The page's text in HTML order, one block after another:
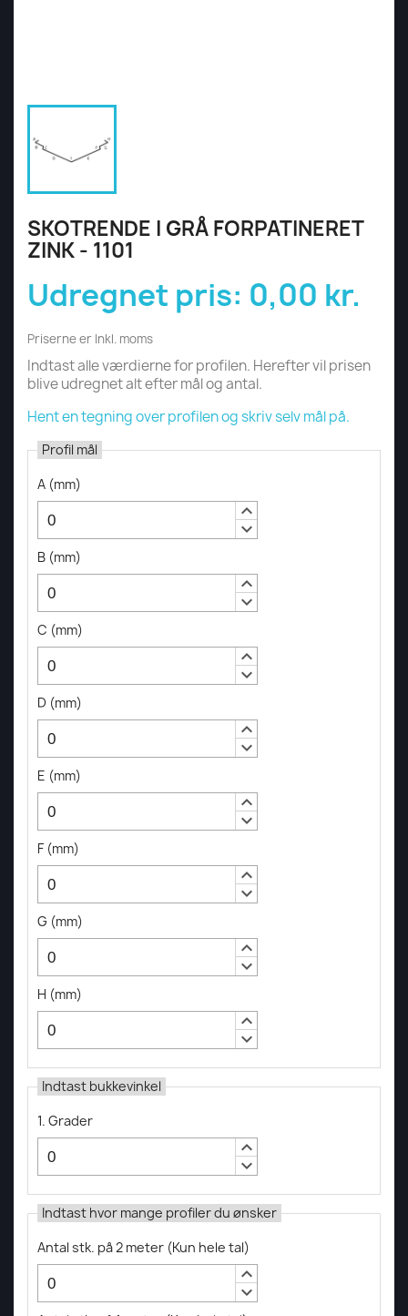
SKOTRENDE I GRÅ FORPATINERET
ZINK - 1101
Udregnet pris: 0,00 kr.
Priserne er Inkl. moms
Indtast alle værdierne for profilen. Herefter vil prisen
blive udregnet alt efter mål og antal.
Hent en tegning over profilen og skriv selv mål på.
Profil mål
A (mm)
keyboard_arrow_up
keyboard_arrow_down
B (mm)
keyboard_arrow_up
keyboard_arrow_down
C (mm)
keyboard_arrow_up
keyboard_arrow_down
D (mm)
keyboard_arrow_up
keyboard_arrow_down
E (mm)
keyboard_arrow_up
keyboard_arrow_down
F (mm)
keyboard_arrow_up
keyboard_arrow_down
G (mm)
keyboard_arrow_up
keyboard_arrow_down
H (mm)
keyboard_arrow_up
keyboard_arrow_down
Indtast bukkevinkel
1. Grader
keyboard_arrow_up
keyboard_arrow_down
Indtast hvor mange profiler du ønsker
Antal stk. på 2 meter (Kun hele tal)
keyboard_arrow_up
keyboard_arrow_down